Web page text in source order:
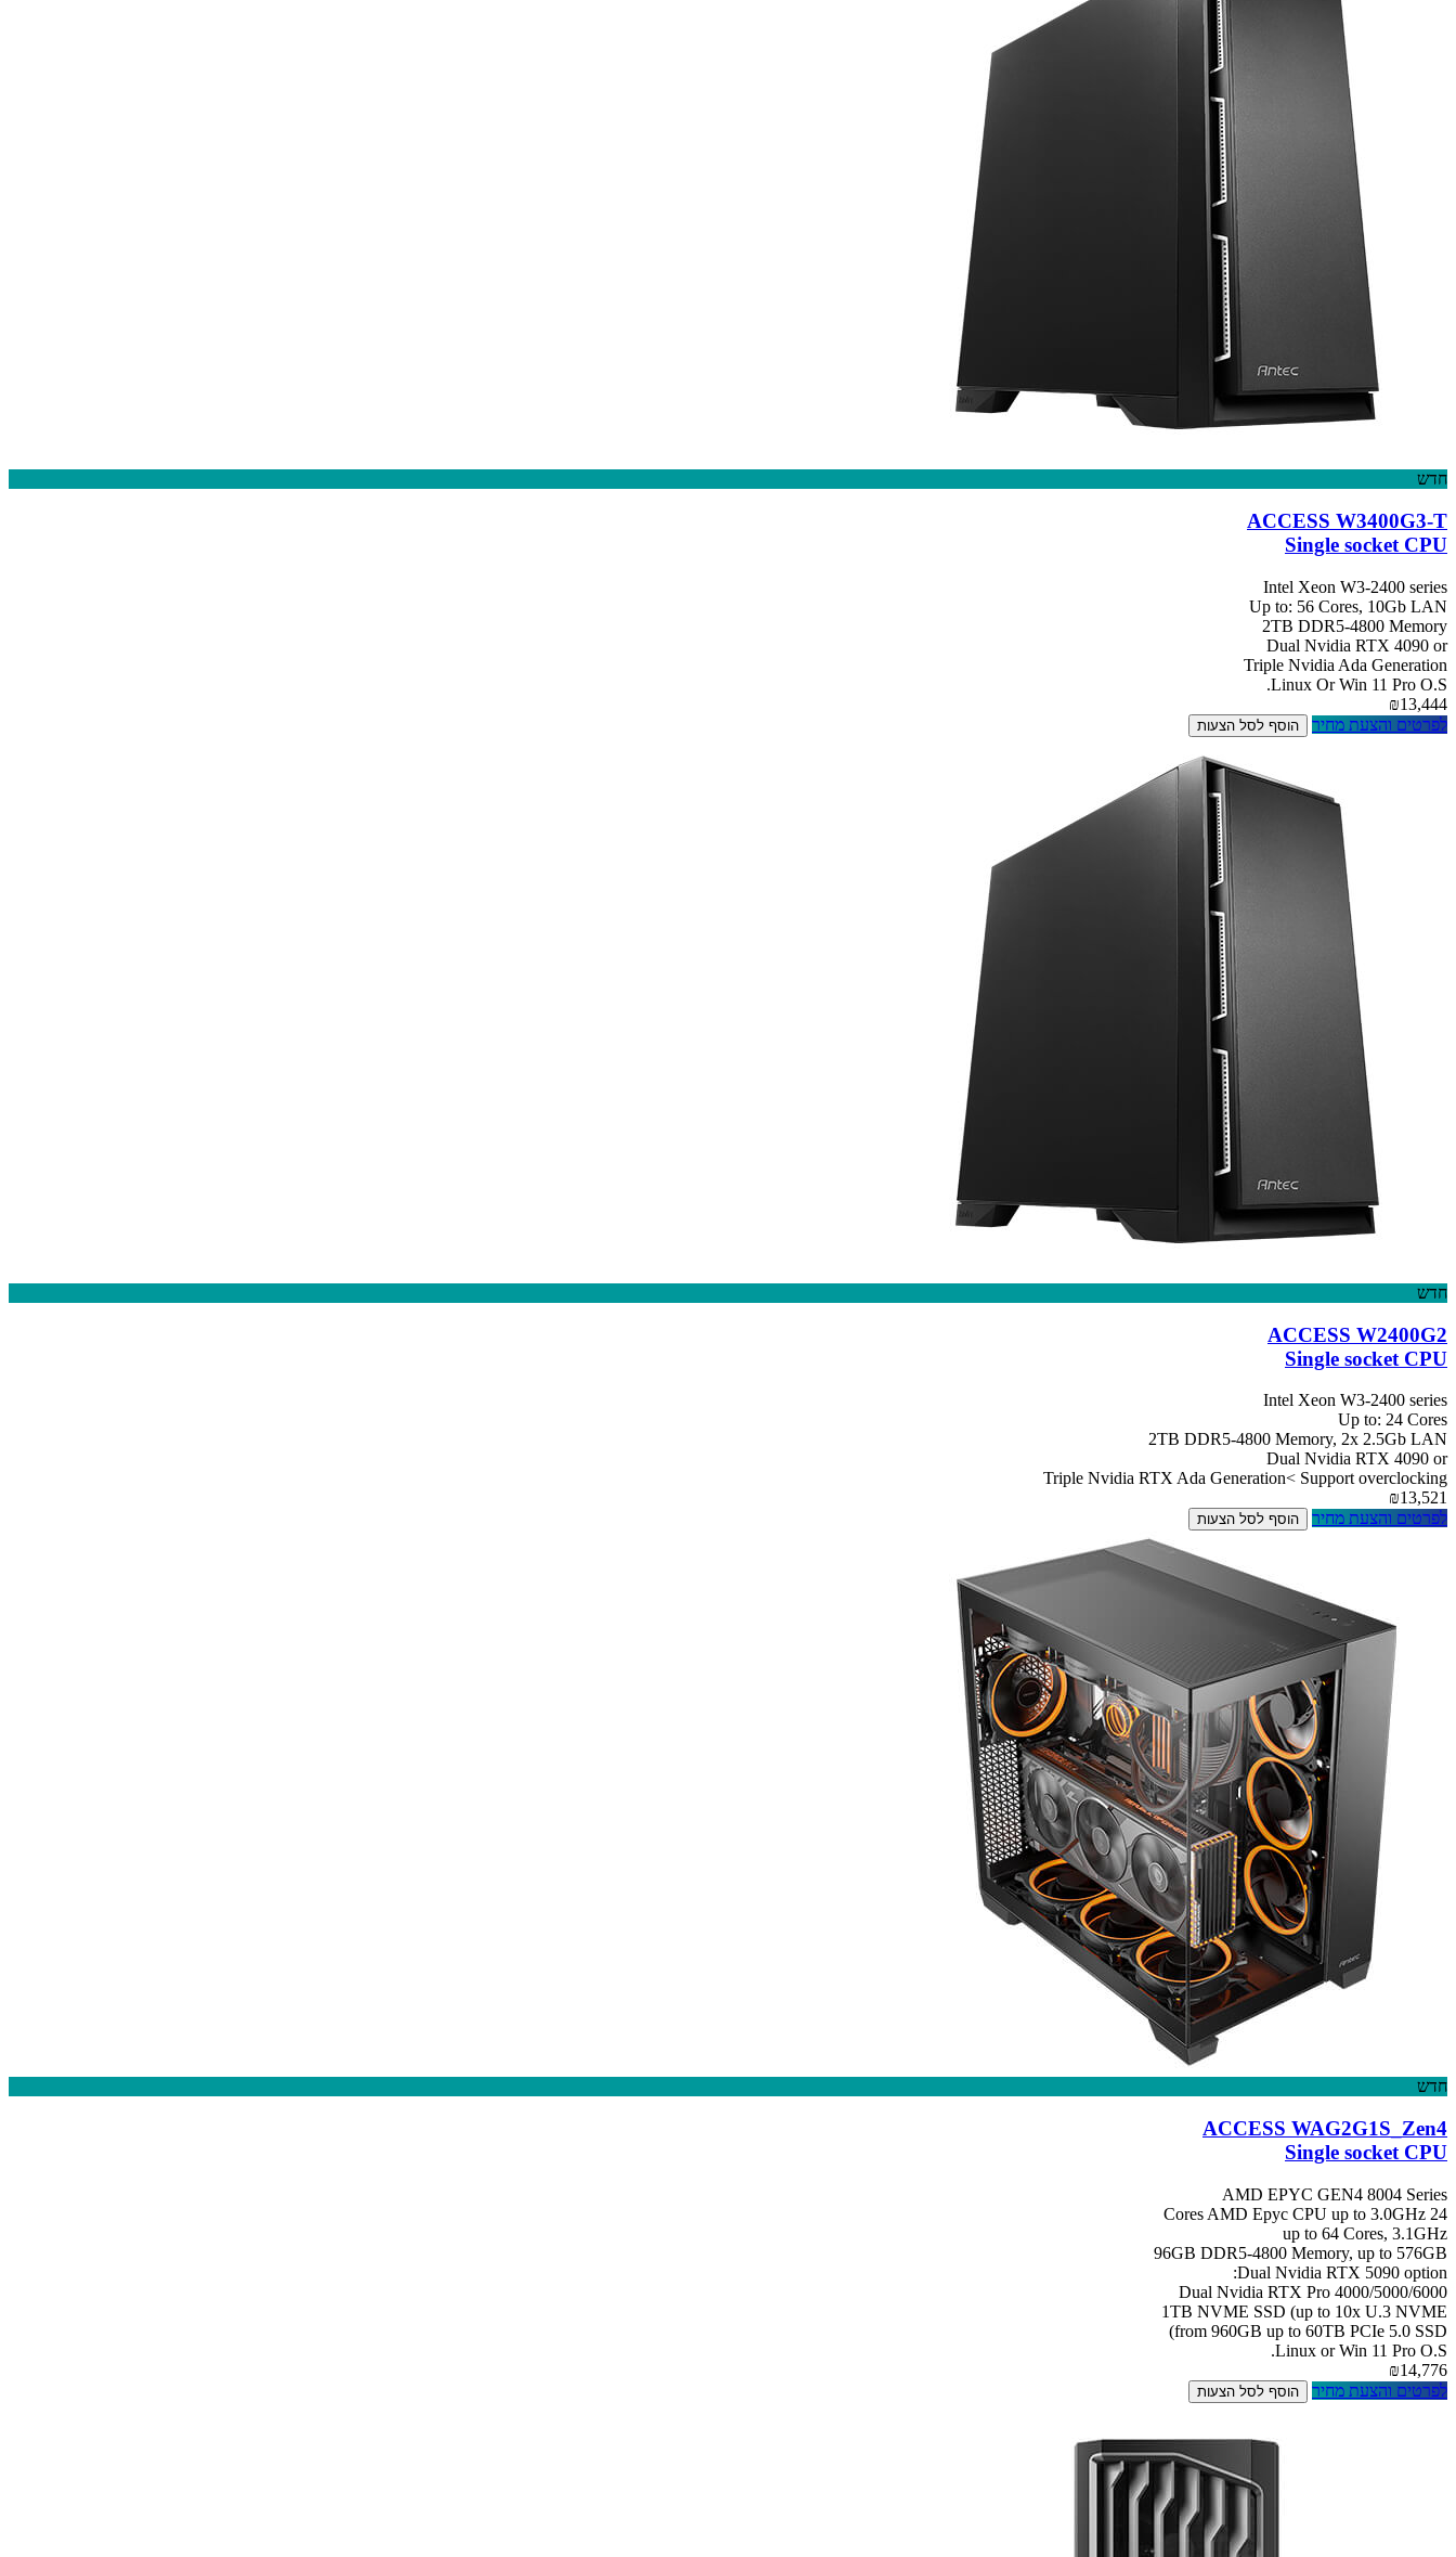
חדש
ACCESS W3400G3-T
Single socket CPU
Intel Xeon W3-2400 series
Up to: 56 Cores, 10Gb LAN
2TB DDR5-4800 Memory
Dual Nvidia RTX 4090 or
Triple Nvidia Ada Generation
Linux Or Win 11 Pro O.S.
₪13,444
לפרטים והצעת מחיר
הוסף לסל הצעות
חדש
ACCESS W2400G2
Single socket CPU
Intel Xeon W3-2400 series
Up to: 24 Cores
2TB DDR5-4800 Memory, 2x 2.5Gb LAN
Dual Nvidia RTX 4090 or
Triple Nvidia RTX Ada Generation< Support overclocking
₪13,521
לפרטים והצעת מחיר
הוסף לסל הצעות
חדש
ACCESS WAG2G1S_Zen4
Single socket CPU
AMD EPYC GEN4 8004 Series
24 Cores AMD Epyc CPU up to 3.0GHz
up to 64 Cores, 3.1GHz
96GB DDR5-4800 Memory, up to 576GB
Dual Nvidia RTX 5090 option:
Dual Nvidia RTX Pro 4000/5000/6000
1TB NVME SSD (up to 10x U.3 NVME
from 960GB up to 60TB PCIe 5.0 SSD)
Linux or Win 11 Pro O.S.
₪14,776
לפרטים והצעת מחיר
הוסף לסל הצעות